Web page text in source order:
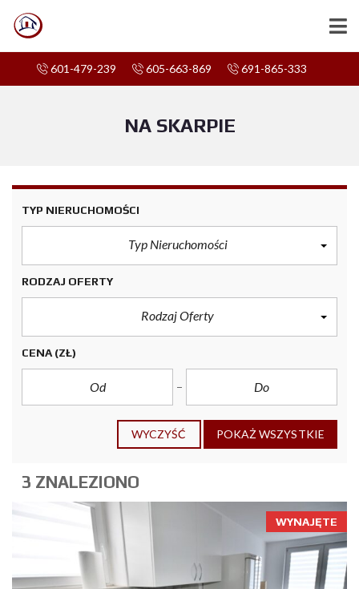
601-479-239 605-663-869 691-865-333
NA SKARPIE
TYP NIERUCHOMOŚCI
Typ Nieruchomości
RODZAJ OFERTY
Rodzaj Oferty
CENA (ZŁ)
WYCZYŚĆ POKAŻ WSZYSTKIE
3 ZNALEZIONO
WYNAJĘTE